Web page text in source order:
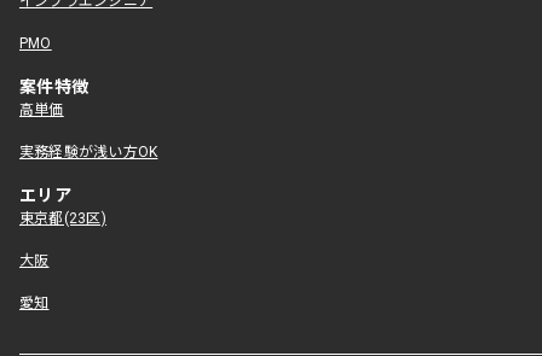
PMO
案件特徴
高単価
実務経験が浅い方OK
エリア
東京都(23区)
大阪
愛知